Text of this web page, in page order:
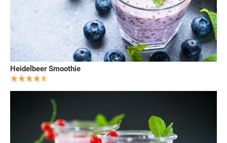
Heidelbeer Smoothie